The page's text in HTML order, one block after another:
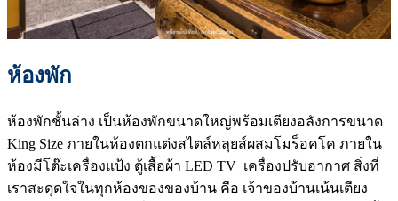
ห้องพัก
ห้องพักชั้นล่าง เป็นห้องพักขนาดใหญ่พร้อมเตียงอลังการขนาด
King Size ภายในห้องตกแต่งสไตล์หลุยส์ผสมโมร็อคโค ภายใน
ห้องมีโต๊ะเครื่องแป้ง ตู้เสื้อผ้า LED TV เครื่องปรับอากาศ สิ่งที่
เราสะดุดใจในทุกห้องของของบ้าน คือ เจ้าของบ้านเน้นเตียง